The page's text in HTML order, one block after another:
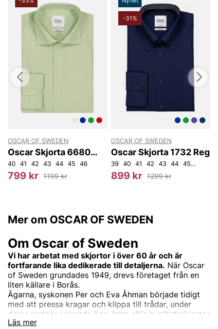
OSCAR OF SWEDEN
Oscar Skjorta 6680
Reg
40 41 42 43 44 45 46
799 kr 1199 kr
-31%
OSCAR OF SWEDEN
Oscar Skjorta 1732 Reg
39 40 41 42 43 44 45 46
899 kr 1299 kr
Mer om OSCAR OF SWEDEN
Läs mer
Om Oscar of Sweden
Vi har arbetat med skjortor i över 60 år och är
fortfarande lika dedikerade till detaljerna. När Oscar
of Sweden grundades 1949, drevs företaget från en
liten källare i Borås.
Ägarna, syskonen Per och Eva Åhman började tidigt
med att pressa kragar och klippa till trådar, under
deras pappas vakande öga. Idag säljs kvalitetsskjortor
från Oscar of Sweden över hela världen, men designas